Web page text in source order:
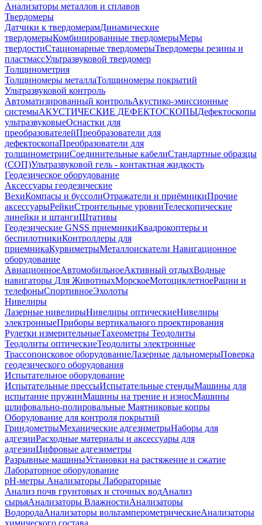
Анализаторы металлов и сплавов
Твердомеры
Датчики к твердомерамДинамические
твердомерыКомбинированные твердомерыМеры
твердостиСтационарные твердомерыТвердомеры резины и
пластмассУльтразвуковой твердомер
Толщинометрия
Толщиномеры металлаТолщиномеры покрытий
Ультразвуковой контроль
Автоматизированный контрольАкустико-эмиссионные
системыАКУСТИЧЕСКИЕ ДЕФЕКТОСКОПЫДефектоскопы
ультразвуковыеОснастки для
преобразователейПреобразователи для
дефектоскопаПреобразователи для
толщинометрииСоединительные кабелиСтандартные образцы
(СОП)Ультразвуковой гель - контактная жидкость
Геодезическое оборудование
Аксессуары геодезические
ВехиКомпасы и буссолиОтражатели и приёмникиПрочие
аксессуарыРейкиСтроительные уровниТелескопические
линейки и штангиШтативы
Геодезические GNSS приемникиКвадрокоптеры и
беспилотникиКонтроллеры для
приемникаКурвиметрыМеталлоискатели Навигационное
оборудование
АвиационноеАвтомобильноеАктивный отдыхВодные
навигаторы Для ЖивотныхМорскоеМотоциклетноеРации и
телефоныСпортивноеЭхолоты
Нивелиры
Лазерные нивелирыНивелиры оптическиеНивелиры
электронныеПриборы вертикального проектирования
Рулетки измерительныеТахеометры Теодолиты
Теодолиты оптическиеТеодолиты электронные
Трассопоисковое оборудованиеЛазерные дальномерыПоверка
геодезического оборудования
Испытательное оборудование
Испытательные прессыИспытательные стендыМашины для
испытание пружинМашины на трение и износМашины
шлифовально-полировальные Маятниковые копры
Оборудование для контроля покрытий
ГриндометрыМеханические адгезиметрыНаборы для
адгезииРасходные материалы и аксессуары для
адгезииЦифровые адгезиметры
Разрывные машиныУстановки на растяжение и сжатие
Лабораторное оборудование
pH-метры Анализаторы Лабораторные
Анализ почв грунтовых и сточных водАнализ
сырьяАнализаторы ВлажностиАнализаторы
ВодородаАнализаторы вольтамперометрическиеАнализаторы